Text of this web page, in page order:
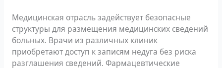
Медицинская отрасль задействует безопасные
структуры для размещения медицинских сведений
больных. Врачи из различных клиник
приобретают доступ к записям недуга без риска
разглашения сведений. Фармацевтические